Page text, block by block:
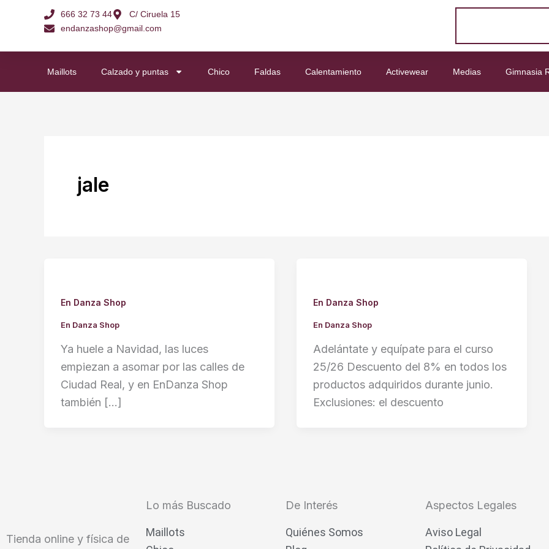
666 32 73 44
C/ Ciruela 15
endanzashop@gmail.com
Maillots Calzado y puntas Chico Faldas Calentamiento Activewear Medias Gimnasia
jale
En Danza Shop
En Danza Shop
Ya huele a Navidad, las luces
empiezan a asomar por las calles de
Ciudad Real, y en EnDanza Shop
también […]
En Danza Shop
En Danza Shop
Adelántate y equípate para el curso
25/26 Descuento del 8% en todos los
productos adquiridos durante junio.
Exclusiones: el descuento
Tienda online y física de
Lo más Buscado
Maillots
De Interés
Quiénes Somos
Aspectos Legales
Aviso Legal